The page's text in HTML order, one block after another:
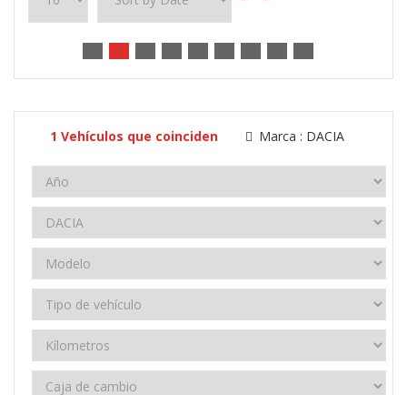
1 Vehículos que coinciden Marca : DACIA